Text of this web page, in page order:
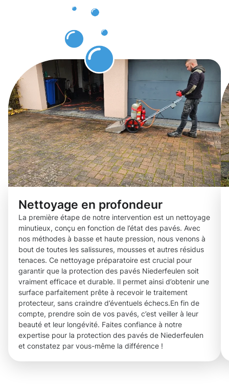
Nettoyage en profondeur
La première étape de notre intervention est un nettoyage
minutieux, conçu en fonction de l’état des pavés. Avec
nos méthodes à basse et haute pression, nous venons à
bout de toutes les salissures, mousses et autres résidus
tenaces. Ce nettoyage préparatoire est crucial pour
garantir que la protection des pavés Niederfeulen soit
vraiment efficace et durable. Il permet ainsi d’obtenir une
surface parfaitement prête à recevoir le traitement
protecteur, sans craindre d’éventuels échecs.En fin de
compte, prendre soin de vos pavés, c’est veiller à leur
beauté et leur longévité. Faites confiance à notre
expertise pour la protection des pavés de Niederfeulen
et constatez par vous-même la différence !